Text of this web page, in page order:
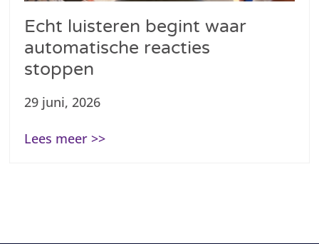
Echt luisteren begint waar
automatische reacties
stoppen
29 juni, 2026
Lees meer >>